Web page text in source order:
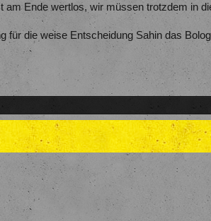
am Ende wertlos, wir müssen trotzdem in
für die weise Entscheidung Sahin das